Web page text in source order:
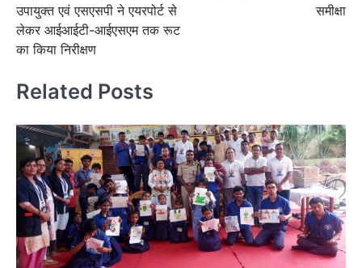
उपायुक्त एवं एसएसपी ने एयरपोर्ट से
लेकर आईआईटी-आईएसएम तक रूट
का किया निरीक्षण
समीक्षा
Related Posts